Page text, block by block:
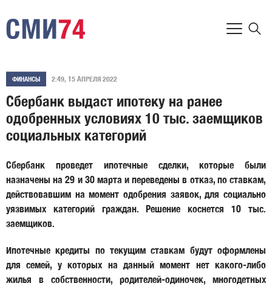
ФИНАНСЫ 2:49, 15 АПРЕЛЯ 2022
Сбербанк выдаст ипотеку на ранее
одобренных условиях 10 тыс. заемщиков
социальных категорий
Сбербанк проведет ипотечные сделки, которые были
назначены на 29 и 30 марта и переведены в отказ, по ставкам,
действовавшим на момент одобрения заявок, для социально
уязвимых категорий граждан. Решение коснется 10 тыс.
заемщиков.
Ипотечные кредиты по текущим ставкам будут оформлены
для семей, у которых на данный момент нет какого-либо
жилья в собственности, родителей-одиночек, многодетных